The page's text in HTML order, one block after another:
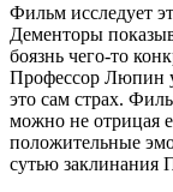
Фильм исследует
Дементоры
боязнь чего-то
Профессор Люпин
это сам страх.
можно не отрицая
положительные
сутью заклинания